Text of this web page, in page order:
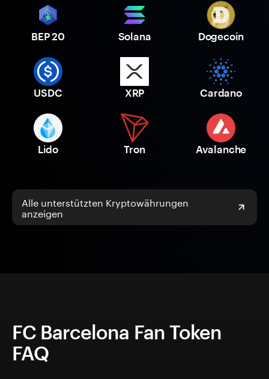
BEP 20 Solana Dogecoin
USDC XRP Cardano
Lido Tron Avalanche
Alle unterstützten Kryptowährungen
anzeigen
FC Barcelona Fan Token
FAQ